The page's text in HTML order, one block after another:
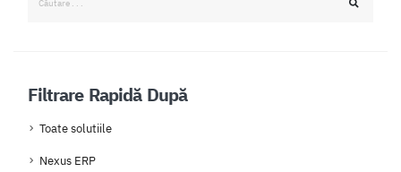
Filtrare Rapidă După
Toate solutiile
Nexus ERP